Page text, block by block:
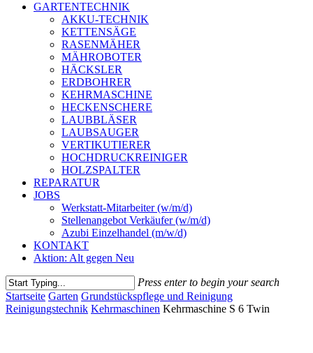
GARTENTECHNIK
AKKU-TECHNIK
KETTENSÄGE
RASENMÄHER
MÄHROBOTER
HÄCKSLER
ERDBOHRER
KEHRMASCHINE
HECKENSCHERE
LAUBBLÄSER
LAUBSAUGER
VERTIKUTIERER
HOCHDRUCKREINIGER
HOLZSPALTER
REPARATUR
JOBS
Werkstatt-Mitarbeiter (w/m/d)
Stellenangebot Verkäufer (w/m/d)
Azubi Einzelhandel (m/w/d)
KONTAKT
Aktion: Alt gegen Neu
Press enter to begin your search
Close
Search
Startseite Garten Grundstückspflege und Reinigung
Reinigungstechnik Kehrmaschinen Kehrmaschine S 6 Twin